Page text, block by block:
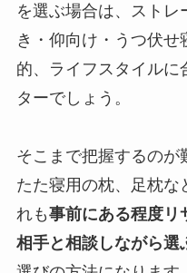
を選ぶ場合は、ストレ
き・仰向け・うつ伏せ
的、ライフスタイルに
ターでしょう。
そこまで把握するのが
たた寝用の枕、足枕な
れも事前にある程度リ
相手と相談しながら選